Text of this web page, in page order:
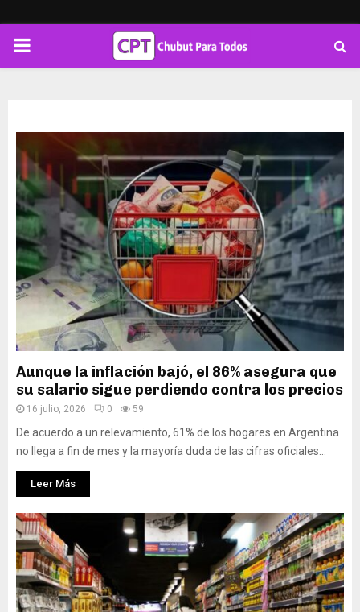
PRIMARY
Aunque la inflación bajó, el 86% asegura que
su salario sigue perdiendo contra los precios
16 julio, 2026 0 59
De acuerdo a un relevamiento, 61% de los hogares en Argentina
no llega a fin de mes y la mayoría duda de las cifras oficiales...
Leer Más